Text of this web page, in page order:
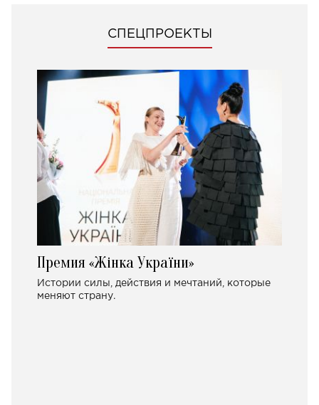
СПЕЦПРОЕКТЫ
Премия «Жінка України»
Истории силы, действия и мечтаний, которые
меняют страну.